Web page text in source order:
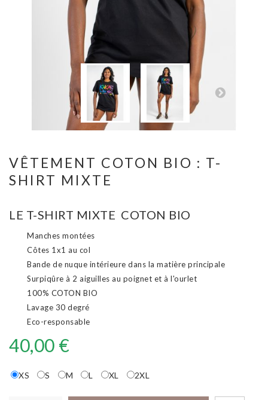
VÊTEMENT COTON BIO : T-
SHIRT MIXTE
LE T-SHIRT MIXTE COTON BIO
Manches montées
Côtes 1x1 au col
Bande de nuque intérieure dans la matière principale
Surpiqûre à 2 aiguilles au poignet et à l'ourlet
100% COTON BIO
Lavage 30 degré
Eco-responsable
40,00 €
XS S M L XL 2XL